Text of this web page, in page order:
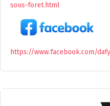
sous-foret.html
https://www.facebook.com/